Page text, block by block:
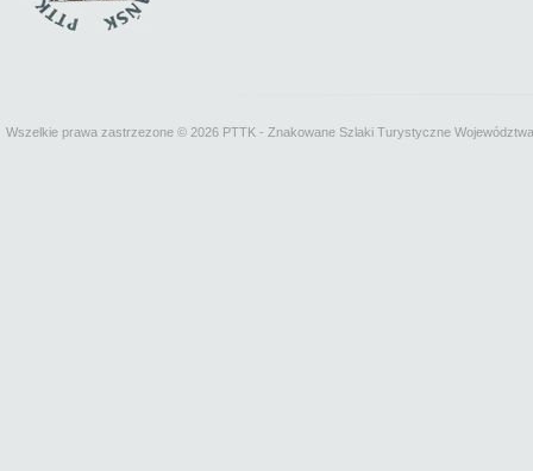
Wszelkie prawa zastrzezone © 2026 PTTK - Znakowane Szlaki Turystyczne